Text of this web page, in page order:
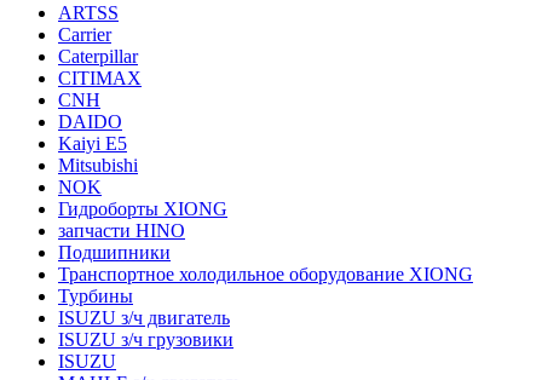
ARTSS
Carrier
Caterpillar
CITIMAX
CNH
DAIDO
Kaiyi E5
Mitsubishi
NOK
Гидроборты XIONG
запчасти HINO
Подшипники
Транспортное холодильное оборудование XIONG
Турбины
ISUZU з/ч двигатель
ISUZU з/ч грузовики
ISUZU